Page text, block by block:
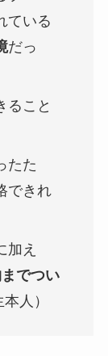
ている
だっ
ること
たた
できれ
加え
でつい
人）